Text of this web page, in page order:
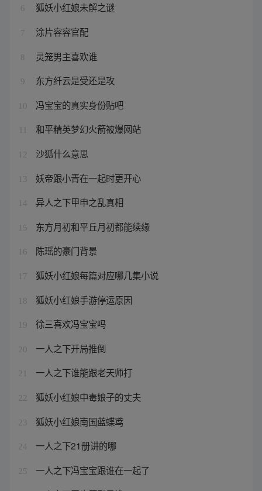
6 狐妖小红娘未解之谜
7 涂片容容官配
8 灵笼男主喜欢谁
9 东方纤云是受还是攻
10 冯宝宝的真实身份贴吧
和平精英梦幻火箭被爆网站
12 沙狐什么意思
13 妖帝跟小青在一起时更开心
14 异人之下甲申之乱真相
15 东方月初和平丘月初都能续缘
16 陈瑶的豪门背景
17 狐妖小红娘每篇对应哪几集小说
18 狐妖小红娘手游停运原因
19 徐三喜欢冯宝宝吗
20 一人之下开局推倒
21 一人之下谁能跟老天师打
22 狐妖小红娘中毒娘子的丈夫
23 狐妖小红娘南国蓝蝶鸢
24 一人之下21册讲的哪
25 一人之下冯宝宝跟谁在一起了